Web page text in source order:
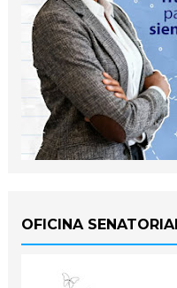
OFICINA